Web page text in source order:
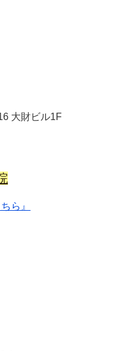
大財ビル1F
ら』